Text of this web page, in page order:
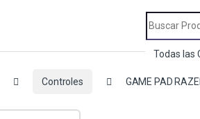
Search for:
Controles GAME PAD